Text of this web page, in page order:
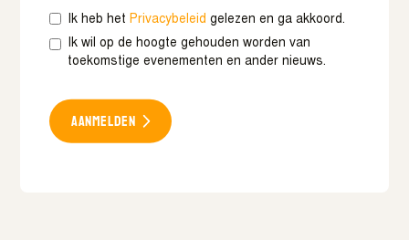
Ik heb hetPrivacybeleid gelezen en ga akkoord.
Ik wil op de hoogte gehouden worden van
toekomstige evenementen en ander nieuws.
Aanmelden